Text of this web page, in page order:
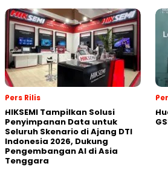
Pers Rilis
HIKSEMI Tampilkan Solusi
Penyimpanan Data untuk
Seluruh Skenario di Ajang DTI
Indonesia 2026, Dukung
Pengembangan AI di Asia
Tenggara